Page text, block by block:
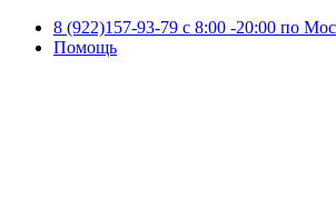
8 (922)157-93-79 c 8:00 -20:00 по
Помощь